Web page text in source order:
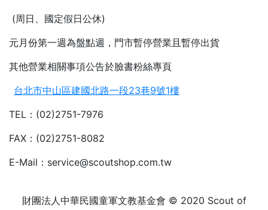
(周日、國定假日公休)
元月份第一週為盤點週，門市暫停營業且暫停出貨
其他營業相關事項公告於臉書粉絲專頁
台北市中山區建國北路一段23巷9號1樓
TEL：(02)2751-7976
FAX：(02)2751-8082
E-Mail：service@scoutshop.com.tw
財團法人中華民國童軍文教基金會 © 2020 Scout of